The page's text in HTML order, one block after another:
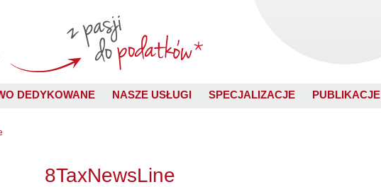
DEDYKOWANE NASZE USŁUGI SPECJALIZACJE PUBLIKACJE
8TaxNewsLine